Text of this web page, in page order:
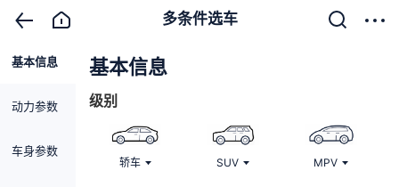
多条件选车
基本信息
动力参数
车身参数
基本信息
级别
轿车 SUV MPV